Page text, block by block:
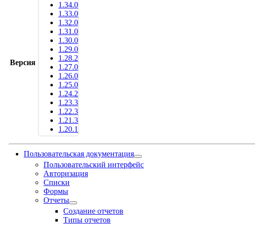
Версия
1.34.0
1.33.0
1.32.0
1.31.0
1.30.0
1.29.0
1.28.2
1.27.0
1.26.0
1.25.0
1.24.2
1.23.3
1.22.3
1.21.3
1.20.1
Пользовательская документация
Пользовательский интерфейс
Авторизация
Списки
Формы
Отчеты
Создание отчетов
Типы отчетов